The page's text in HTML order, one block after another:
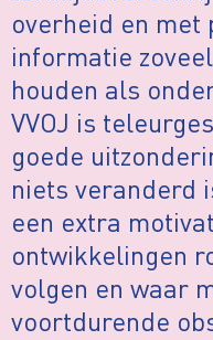
overheid en met
informatie
houden als
VVOJ is
goede
niets veranderd
een extra
ontwikkelingen
volgen en waar
voortdurende